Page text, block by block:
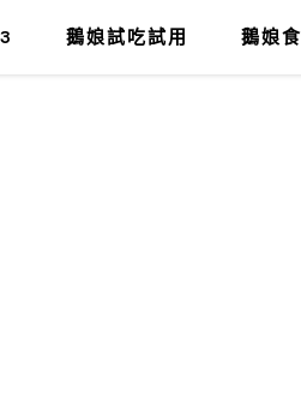
鵝娘試吃試用 鵝娘
肥油太